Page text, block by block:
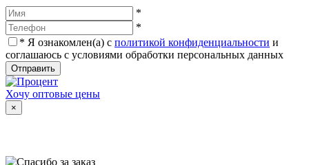
*
*
* Я ознакомлен(а) с политикой конфиденциальности и
соглашаюсь с условиями обработки персональных данных
Отправить
Хочу оптовые цены
×